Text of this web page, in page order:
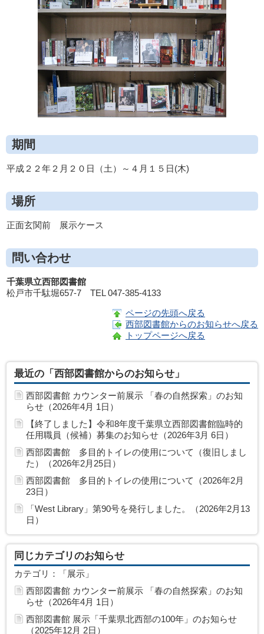
期間
平成２２年２月２０日（土）～４月１５日(木)
場所
正面玄関前 展示ケース
問い合わせ
千葉県立西部図書館
松戸市千駄堀657-7 TEL 047-385-4133
ページの先頭へ戻る
西部図書館からのお知らせへ戻る
トップページへ戻る
最近の「西部図書館からのお知らせ」
西部図書館 カウンター前展示 「春の自然探索」のお知
らせ（2026年4月 1日）
【終了しました】令和8年度千葉県立西部図書館臨時的
任用職員（候補）募集のお知らせ（2026年3月 6日）
西部図書館 多目的トイレの使用について（復旧しまし
た）（2026年2月25日）
西部図書館 多目的トイレの使用について（2026年2月
23日）
「West Library」第90号を発行しました。（2026年2月13
日）
同じカテゴリのお知らせ
カテゴリ：「展示」
西部図書館 カウンター前展示 「春の自然探索」のお知
らせ（2026年4月 1日）
西部図書館 展示「千葉県北西部の100年」のお知らせ
（2025年12月 2日）